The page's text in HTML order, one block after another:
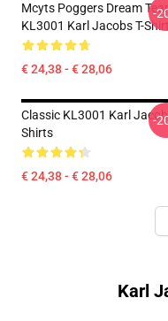
Mcyts Poggers Dream
KL3001 Karl Jacobs T-
€ 24,38 - € 28,06
-
Classic KL3001 Karl
Shirts
€ 24,38 - € 28,06
-
Karl